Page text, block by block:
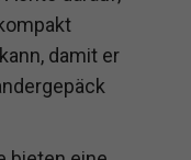
damit er